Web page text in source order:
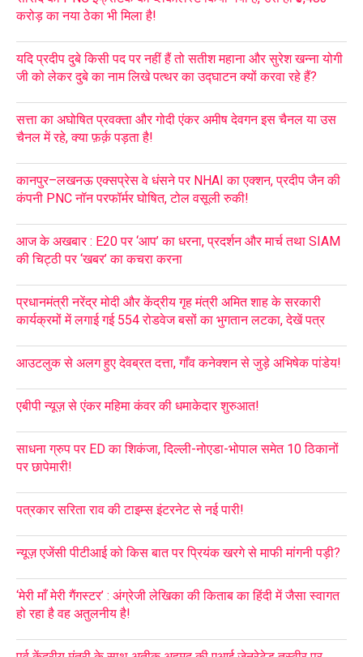
करोड़ का नया ठेका भी मिला है!
यदि प्रदीप दुबे किसी पद पर नहीं हैं तो सतीश महाना और सुरेश खन्ना योगी
जी को लेकर दुबे का नाम लिखे पत्थर का उद्घाटन क्यों करवा रहे हैं?
सत्ता का अघोषित प्रवक्ता और गोदी एंकर अमीष देवगन इस चैनल या उस
चैनल में रहे, क्या फ़र्क़ पड़ता है!
कानपुर–लखनऊ एक्सप्रेस वे धंसने पर NHAI का एक्शन, प्रदीप जैन की
कंपनी PNC नॉन परफॉर्मर घोषित, टोल वसूली रुकी!
आज के अखबार : E20 पर ‘आप’ का धरना, प्रदर्शन और मार्च तथा SIAM
की चिट्ठी पर ‘खबर’ का कचरा करना
प्रधानमंत्री नरेंद्र मोदी और केंद्रीय गृह मंत्री अमित शाह के सरकारी
कार्यक्रमों में लगाई गई 554 रोडवेज बसों का भुगतान लटका, देखें पत्र
आउटलुक से अलग हुए देवब्रत दत्ता, गाँव कनेक्शन से जुड़े अभिषेक पांडेय!
एबीपी न्यूज़ से एंकर महिमा कंवर की धमाकेदार शुरुआत!
साधना ग्रुप पर ED का शिकंजा, दिल्ली-नोएडा-भोपाल समेत 10 ठिकानों
पर छापेमारी!
पत्रकार सरिता राव की टाइम्स इंटरनेट से नई पारी!
न्यूज़ एजेंसी पीटीआई को किस बात पर प्रियंक खरगे से माफी मांगनी पड़ी?
‘मेरी माँ मेरी गैंगस्टर’ : अंग्रेजी लेखिका की किताब का हिंदी में जैसा स्वागत
हो रहा है वह अतुलनीय है!